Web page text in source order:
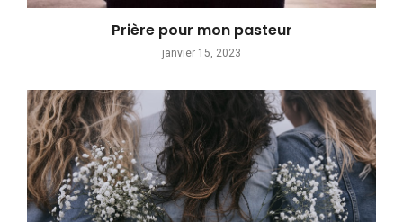
Prière pour mon pasteur
janvier 15, 2023